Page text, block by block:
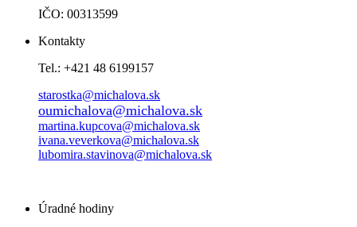
IČO: 00313599
Kontakty
Tel.: +421 48 6199157
starostka@michalova.sk
oumichalova@michalova.sk
martina.kupcova@michalova.sk
ivana.veverkova@michalova.sk
lubomira.stavinova@michalova.sk
Úradné hodiny